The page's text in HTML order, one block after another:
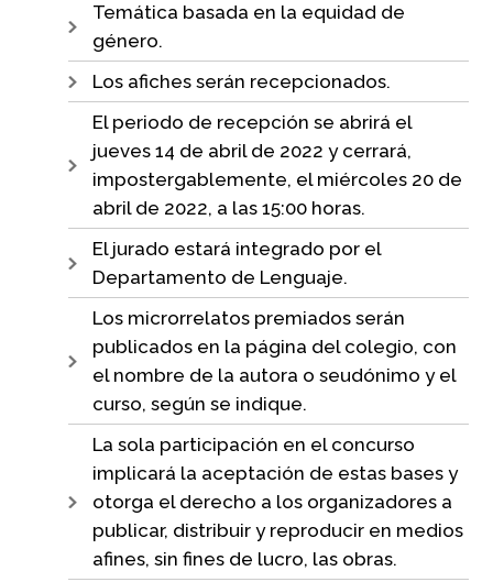
Temática basada en la equidad de
género.
Los afiches serán recepcionados.
El periodo de recepción se abrirá el
jueves 14 de abril de 2022 y cerrará,
impostergablemente, el miércoles 20 de
abril de 2022, a las 15:00 horas.
El jurado estará integrado por el
Departamento de Lenguaje.
Los microrrelatos premiados serán
publicados en la página del colegio, con
el nombre de la autora o seudónimo y el
curso, según se indique.
La sola participación en el concurso
implicará la aceptación de estas bases y
otorga el derecho a los organizadores a
publicar, distribuir y reproducir en medios
afines, sin fines de lucro, las obras.